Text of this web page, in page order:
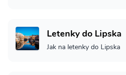
Letenky do Lipska
Jak na letenky do Lipska